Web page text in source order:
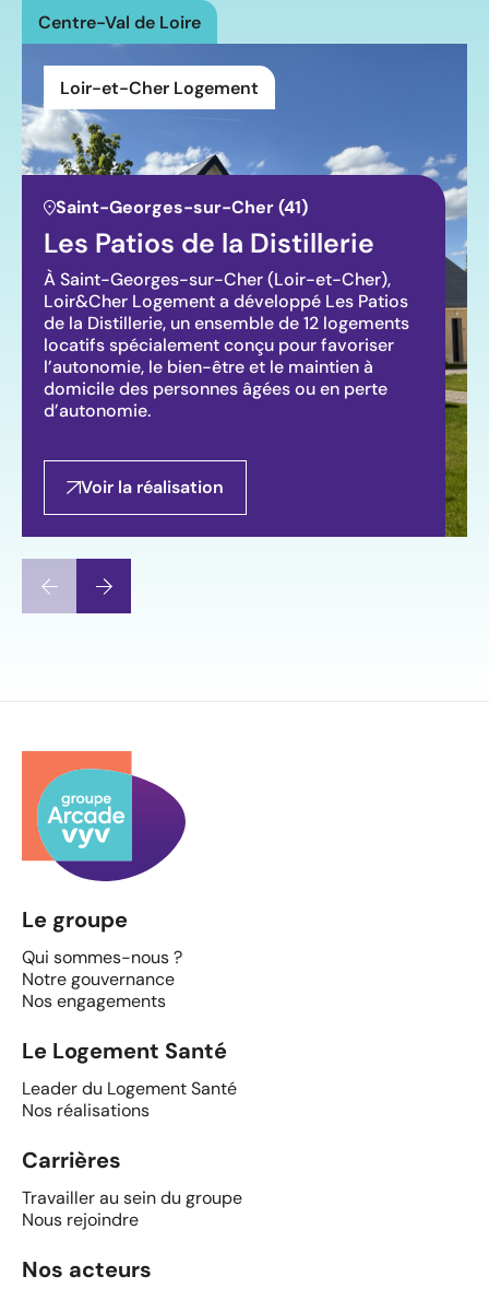
Centre-Val de Loire
Loir-et-Cher Logement
Saint-Georges-sur-Cher (41)
Les Patios de la Distillerie
À Saint-Georges-sur-Cher (Loir-et-Cher),
Loir&Cher Logement a développé Les Patios
de la Distillerie, un ensemble de 12 logements
locatifs spécialement conçu pour favoriser
l’autonomie, le bien-être et le maintien à
domicile des personnes âgées ou en perte
d’autonomie.
Voir la réalisation
Le groupe
Qui sommes-nous ?
Notre gouvernance
Nos engagements
Le Logement Santé
Leader du Logement Santé
Nos réalisations
Carrières
Travailler au sein du groupe
Nous rejoindre
Nos acteurs